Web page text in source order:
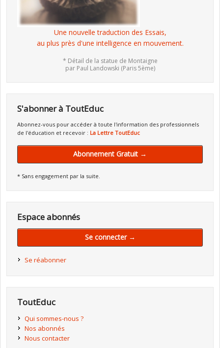
Une nouvelle traduction des Essais,
au plus près d'une intelligence en mouvement.
* Détail de la statue de Montaigne
par Paul Landowski (Paris 5ème)
S'abonner à ToutEduc
Abonnez-vous pour accéder à toute l'information des professionnels
de l'éducation et recevoir : La Lettre ToutEduc
Abonnement Gratuit →
* Sans engagement par la suite.
Espace abonnés
Se connecter →
Se réabonner
ToutEduc
Qui sommes-nous ?
Nos abonnés
Nous contacter